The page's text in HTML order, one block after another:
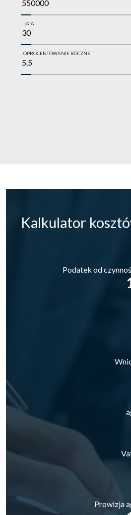
LATA
OPROCENTOWANIE ROCZNE
Kalkulator
Podatek od
Prowizja